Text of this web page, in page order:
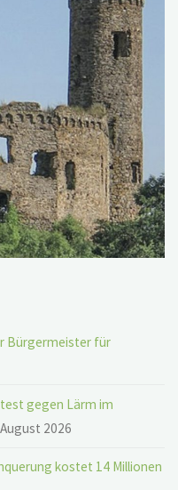
Bürgermeister für
gegen Lärm im
2026
kostet 14 Millionen